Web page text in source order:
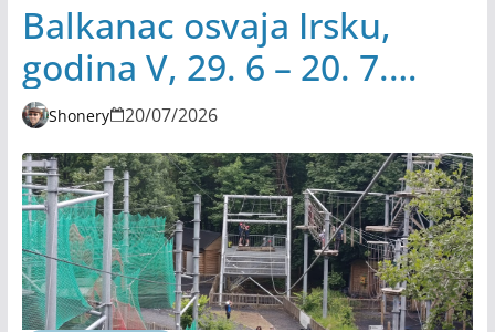
Balkanac osvaja Irsku,
godina V, 29. 6 – 20. 7.
2026.
Shonery 20/07/2026